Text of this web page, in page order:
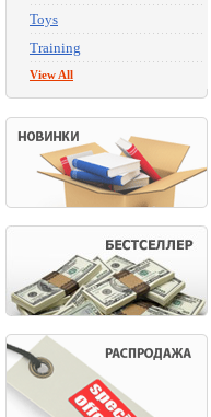
Toys
Training
View All